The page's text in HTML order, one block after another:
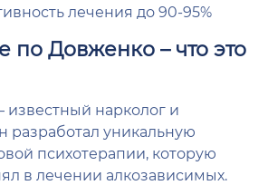
лечения до 90-95%
по Довженко – что это
известный нарколог и
разработал уникальную
психотерапии, которую
в лечении алкозависимых.